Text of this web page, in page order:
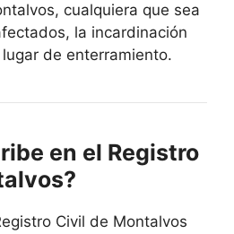
cualquiera que sea
la incardinación
de enterramiento.
en el Registro
Civil de Montalvos